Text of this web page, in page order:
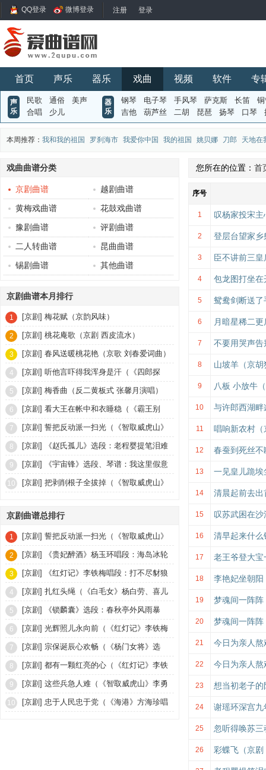
QQ登录 微博登录
首页 声乐 器乐 戏曲 视频 软件 专
声
乐
民歌 通俗
美声
合唱
少儿
器
乐
钢琴 电子琴 手风琴 萨克斯 长笛
吉他
葫芦丝 二胡 琵琶 扬琴 口琴
本周推荐： 我和我的祖国 罗刹海市 我爱你中国 我的祖国 姚贝娜 刀郎 天地在
戏曲曲谱分类
京剧曲谱
越剧曲谱
黄梅戏曲谱
花鼓戏曲谱
豫剧曲谱
评剧曲谱
二人转曲谱
昆曲曲谱
锡剧曲谱
其他曲谱
京剧曲谱本月排行
1 [京剧] 梅花赋（京韵风味）
2 [京剧] 桃花庵歌（京剧 西皮流水）
3 [京剧] 春风送暖桃花艳（京歌 刘春爱词曲）
4 [京剧] 听他言吓得我浑身是汗（《四郎探
母》坐宫选段二）
5 [京剧] 梅香曲（反二黄板式 张馨月演唱）
6 [京剧] 看大王在帐中和衣睡稳（《霸王别
姬》选段、琴谱）
7 [京剧] 誓把反动派一扫光（《智取威虎山》
选段、琴谱）
8 [京剧]
《赵氏孤儿》选段：老程婴提笔泪难
忍心（琴谱）
9 [京剧]
《宇宙锋》选段、琴谱：我这里假意
儿懒睁杏眼
10 [京剧] 把剥削根子全拔掉（《智取威虎山》
京剧曲谱总排行
1 [京剧] 誓把反动派一扫光（《智取威虎山》
选段、琴谱）
2 [京剧]
《贵妃醉酒》杨玉环唱段：海岛冰轮
初转腾
3 [京剧]
《红灯记》李铁梅唱段：打不尽豺狼
决不下战场（琴谱）
4 [京剧] 扎红头绳（《白毛女》杨白劳、喜儿
对唱）
5 [京剧] 《锁麟囊》选段：春秋亭外风雨暴
6 [京剧] 光辉照儿永向前（《红灯记》李铁梅
唱段、琴谱）
7 [京剧] 宗保诞辰心欢畅（《杨门女将》选
段、琴谱）
8 [京剧] 都有一颗红亮的心（《红灯记》李铁
梅唱段、琴谱）
9 [京剧] 这些兵急人难（《智取威虎山》李勇
奇唱段、琴谱）
10 [京剧] 忠于人民忠于党（《海港》方海珍唱
您所在的位置： 首
序号
1 叹杨家投宋
2 登层台望家
3 臣不讲前三
4 包龙图打坐
5 鸳鸯剑断送
6 月暗星稀二
7 不要用哭声
8 山坡羊（京胡
9 八板 小放牛
10 与许郎西湖
11 唱响新农村（
12 春蚕到死丝
13 一见皇儿跪
14 清晨起前去
15 叹苏武困在
16 清早起来什
17 老王爷登大
18 李艳妃坐朝
19 梦魂间一阵
20 梦魂间一阵
21 今日为亲人
22 今日为亲人
23 想当初老子的
24 谢瑶环深宫
25 忽听得唤苏
26 彩蝶飞（京